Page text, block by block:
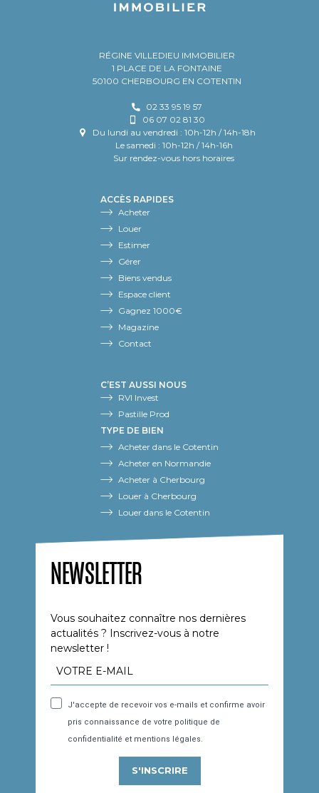
RÉGINE VILLEDIEU IMMOBILIER
1 PLACE DE LA FONTAINE
50100 CHERBOURG EN COTENTIN
02 33 95 19 57
06 07 02 81 30
Du lundi au vendredi : 10h-12h / 14h-18h
Le samedi : 10h-12h / 14h-16h
Sur rendez-vous hors horaires
ACCÈS RAPIDES
Acheter
Louer
Estimer
Gérer
Biens vendus
Espace client
Gagnez 1000€
Magazine
Contact
C’EST AUSSI NOUS
RVI Invest
Pastille Prod
TYPE DE BIEN
Acheter dans le Cotentin
Acheter en Normandie
Acheter à Cherbourg
Louer à Cherbourg
Louer dans le Cotentin
NEWSLETTER
Vous souhaitez connaître nos dernières
actualités ? Inscrivez-vous à notre
newsletter !
J'accepte de recevoir vos e-mails et confirme avoir
pris connaissance de votre politique de
confidentialité et mentions légales.
S'INSCRIRE